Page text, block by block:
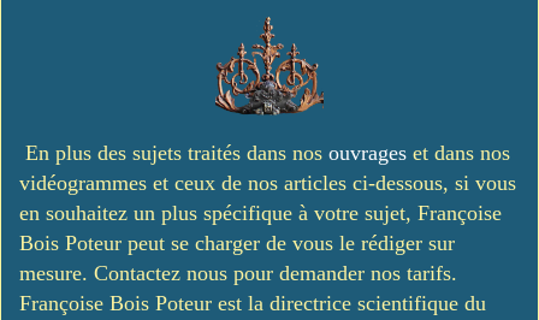
En plus des sujets traités dans nos ouvrages et dans nos
vidéogrammes et ceux de nos articles ci-dessous, si vous
en souhaitez un plus spécifique à votre sujet, Françoise
Bois Poteur peut se charger de vous le rédiger sur
mesure. Contactez nous pour demander nos tarifs.
Françoise Bois Poteur est la directrice scientifique du